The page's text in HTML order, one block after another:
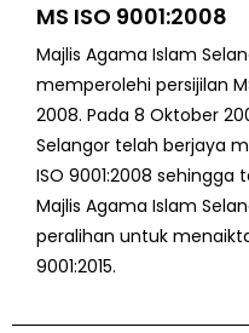
MS ISO 9001:2008
Majlis Agama Islam
memperolehi persijilan
2008. Pada 8 Oktober
Selangor telah berjaya
ISO 9001:2008 sehingga
Majlis Agama Islam
peralihan untuk
9001:2015.